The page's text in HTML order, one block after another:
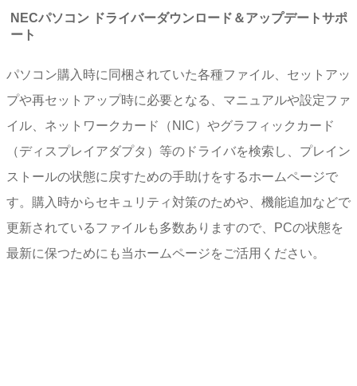
NECパソコン ドライバーダウンロード＆アップデートサポ
ート
パソコン購入時に同梱されていた各種ファイル、セットアッ
プや再セットアップ時に必要となる、マニュアルや設定ファ
イル、ネットワークカード（NIC）やグラフィックカード
（ディスプレイアダプタ）等のドライバを検索し、プレイン
ストールの状態に戻すための手助けをするホームページで
す。購入時からセキュリティ対策のためや、機能追加などで
更新されているファイルも多数ありますので、PCの状態を
最新に保つためにも当ホームページをご活用ください。